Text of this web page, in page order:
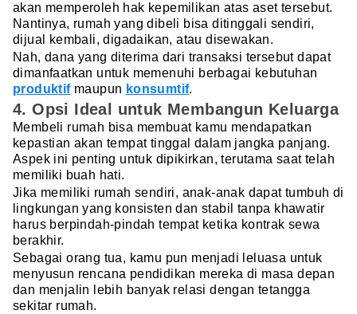
akan memperoleh hak kepemilikan atas aset tersebut.
Nantinya, rumah yang dibeli bisa ditinggali sendiri,
dijual kembali, digadaikan, atau disewakan.
Nah, dana yang diterima dari transaksi tersebut dapat
dimanfaatkan untuk memenuhi berbagai kebutuhan
produktifmaupun konsumtif.
4. Opsi Ideal untuk Membangun Keluarga
Membeli rumah bisa membuat kamu mendapatkan
kepastian akan tempat tinggal dalam jangka panjang.
Aspek ini penting untuk dipikirkan, terutama saat telah
memiliki buah hati.
Jika memiliki rumah sendiri, anak-anak dapat tumbuh di
lingkungan yang konsisten dan stabil tanpa khawatir
harus berpindah-pindah tempat ketika kontrak sewa
berakhir.
Sebagai orang tua, kamu pun menjadi leluasa untuk
menyusun rencana pendidikan mereka di masa depan
dan menjalin lebih banyak relasi dengan tetangga
sekitar rumah.